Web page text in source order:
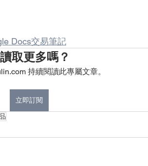
Docs交易筆記
取更多嗎？
持續閱讀此專屬文章。
立即訂閱